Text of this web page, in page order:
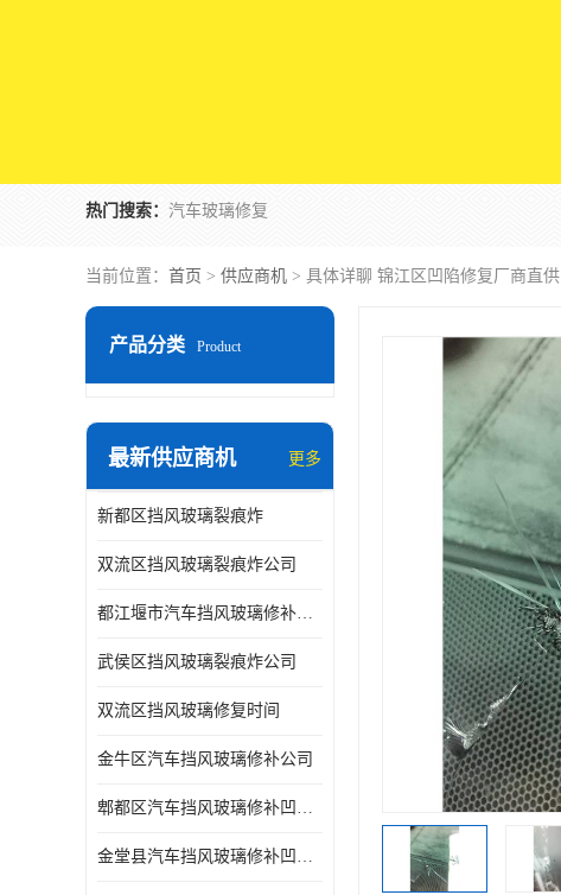
热门搜索： 汽车玻璃修复
当前位置： 首页 > 供应商机 > 具体详聊 锦江区凹陷修复厂商直供
产品分类 Product
最新供应商机 更多
新都区挡风玻璃裂痕炸
双流区挡风玻璃裂痕炸公司
都江堰市汽车挡风玻璃修补凹陷修复
武侯区挡风玻璃裂痕炸公司
双流区挡风玻璃修复时间
金牛区汽车挡风玻璃修补公司
郫都区汽车挡风玻璃修补凹陷修复公司
金堂县汽车挡风玻璃修补凹陷修复公司